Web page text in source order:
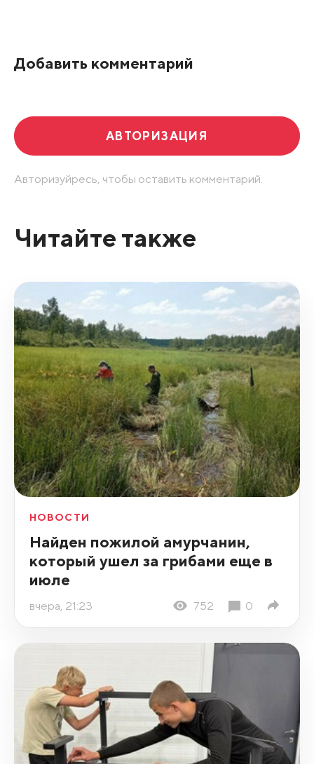
Добавить комментарий
АВТОРИЗАЦИЯ
Авторизуйресь, чтобы оставить комментарий.
Читайте также
НОВОСТИ
Найден пожилой амурчанин,
который ушел за грибами еще в
июле
вчера, 21:23 752 0